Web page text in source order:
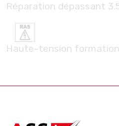
Réparation dépassant
Haute-tension